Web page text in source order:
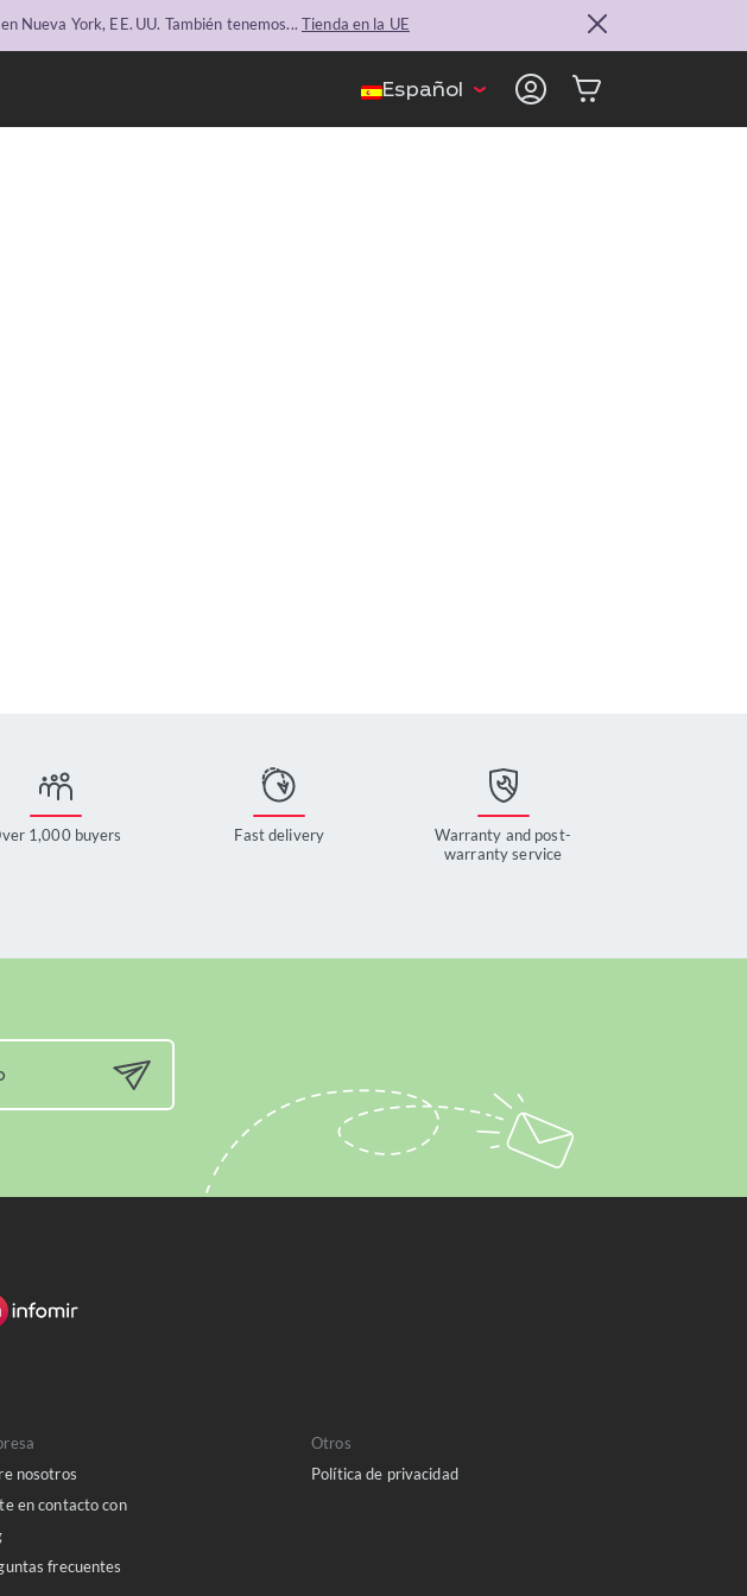
Nueva York, EE. UU. También tenemos... Tienda en la UE
Español
1,000 buyers Fast delivery
Warranty and post-
warranty service
nosotros
en contacto con
frecuentes
Otros
Política de privacidad